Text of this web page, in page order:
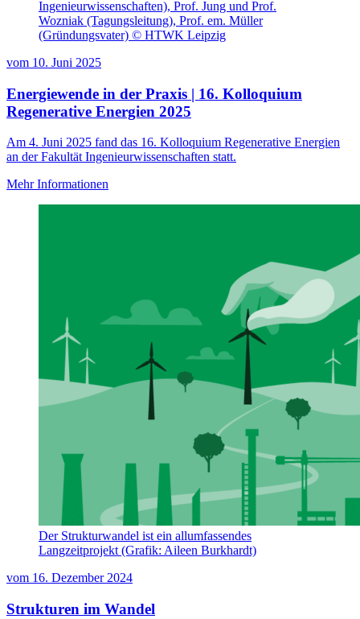
Ingenieurwissenschaften), Prof. Jung und Prof.
Wozniak (Tagungsleitung), Prof. em. Müller
(Gründungsvater) © HTWK Leipzig
vom 10. Juni 2025
Energiewende in der Praxis | 16. Kolloquium
Regenerative Energien 2025
Am 4. Juni 2025 fand das 16. Kolloquium Regenerative Energien
an der Fakultät Ingenieurwissenschaften statt.
Mehr Informationen
Der Strukturwandel ist ein allumfassendes
Langzeitprojekt (Grafik: Aileen Burkhardt)
vom 16. Dezember 2024
Strukturen im Wandel